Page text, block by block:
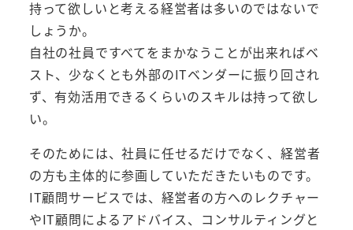
持って欲しいと考える経営者は多いのではないで
しょうか。
自社の社員ですべてをまかなうことが出来ればベ
スト、少なくとも外部のITベンダーに振り回され
ず、有効活用できるくらいのスキルは持って欲し
い。
そのためには、社員に任せるだけでなく、経営者
の方も主体的に参画していただきたいものです。
IT顧問サービスでは、経営者の方へのレクチャー
やIT顧問によるアドバイス、コンサルティングと